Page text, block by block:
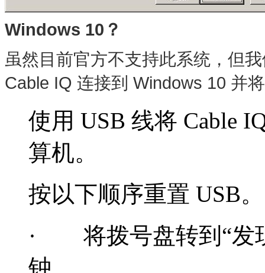
Windows 10？
虽然目前官方不支持此系统，但
Cable IQ 连接到 Windows 10 并
使用 USB 线将 Cable
算机。
按以下顺序重置 USB。
· 将拨号盘转到“发
钟